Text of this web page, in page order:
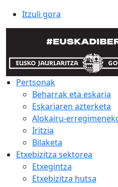
Itzuli gora
Pertsonak
Beharrak eta eskaria
Eskariaren azterketa
Alokairu-
Iritzia
Bilaketa
Etxebizitza sektorea
Etxegintza
Etxebizitza hutsa